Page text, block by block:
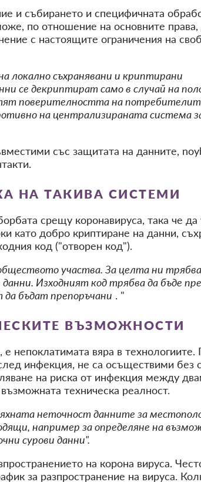
и събирането и специфичната
по отношение на основните права,
с настоящите ограничения на
локално съхранявани и криптирани
се декриптират само в случай на
поверителността на
на централизираната система
със защитата на данните,
НА ТАКИВА СИСТЕМИ
срещу коронавируса, така че да
като добро криптиране на данни,
код ("отворен код").
участва. За целта ни
Изходният код трябва да бъде
бъдат препоръчани . "
ВЪЗМОЖНОСТИ
непоклатимата вяра в
инфекция, не са осъществими без
на риска от инфекция между
техническа реалност.
неточност данните за
например за определяне на
сурови данни".
на корона вируса.
за разпространение на вируса.